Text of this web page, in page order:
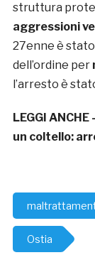
struttura
aggressioni
27enne è
dell’ordine per
l’arresto è
LEGGI ANCHE
un coltello:
Ostia